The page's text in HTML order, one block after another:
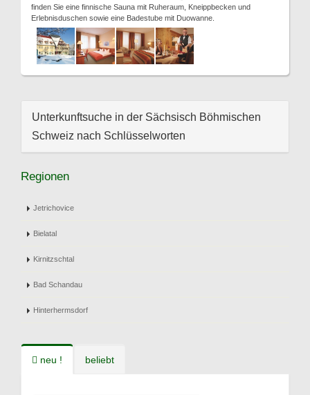
finden Sie eine finnische Sauna mit Ruheraum, Kneippbecken und
Erlebnisduschen sowie eine Badestube mit Duowanne.
Unterkunftsuche in der Sächsisch Böhmischen
Schweiz nach Schlüsselworten
Regionen
Jetrichovice
Bielatal
Kirnitzschtal
Bad Schandau
Hinterhermsdorf
neu ! beliebt